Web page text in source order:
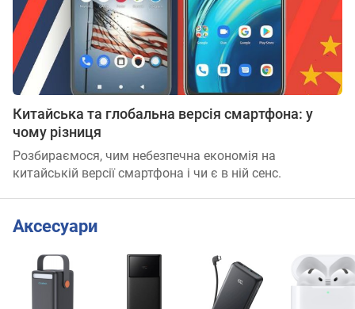
Китайська та глобальна версія смартфона: у
чому різниця
Розбираємося, чим небезпечна економія на
китайській версії смартфона і чи є в ній сенс.
Аксесуари